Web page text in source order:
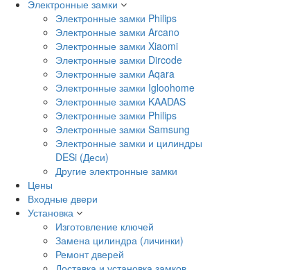
Электронные замки
Электронные замки Philips
Электронные замки Arcano
Электронные замки Xiaomi
Электронные замки Dircode
Электронные замки Aqara
Электронные замки Igloohome
Электронные замки KAADAS
Электронные замки Philips
Электронные замки Samsung
Электронные замки и цилиндры
DESi (Деси)
Другие электронные замки
Цены
Входные двери
Установка
Изготовление ключей
Замена цилиндра (личинки)
Ремонт дверей